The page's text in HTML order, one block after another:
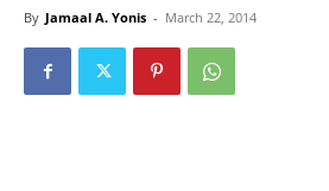
By Jamaal A. Yonis - March 22, 2014